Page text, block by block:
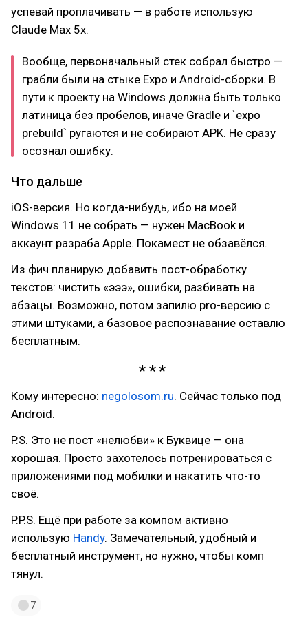
успевай проплачивать — в работе использую
Claude Max 5x.
Вообще, первоначальный стек собрал быстро —
грабли были на стыке Expo и Android-сборки. В
пути к проекту на Windows должна быть только
латиница без пробелов, иначе Gradle и `expo
prebuild` ругаются и не собирают APK. Не сразу
осознал ошибку.
Что дальше
iOS-версия. Но когда-нибудь, ибо на моей
Windows 11 не собрать — нужен MacBook и
аккаунт разраба Apple. Покамест не обзавёлся.
Из фич планирую добавить пост-обработку
текстов: чистить «эээ», ошибки, разбивать на
абзацы. Возможно, потом запилю pro-версию с
этими штуками, а базовое распознавание оставлю
бесплатным.
Кому интересно: negolosom.ru. Сейчас только под
Android.
P.S. Это не пост «нелюбви» к Буквице — она
хорошая. Просто захотелось потренироваться с
приложениями под мобилки и накатить что-то
своё.
P.P.S. Ещё при работе за компом активно
использую Handy. Замечательный, удобный и
бесплатный инструмент, но нужно, чтобы комп
тянул.
7